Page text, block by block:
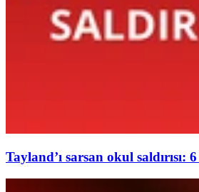
Tayland’ı sarsan okul saldırısı: